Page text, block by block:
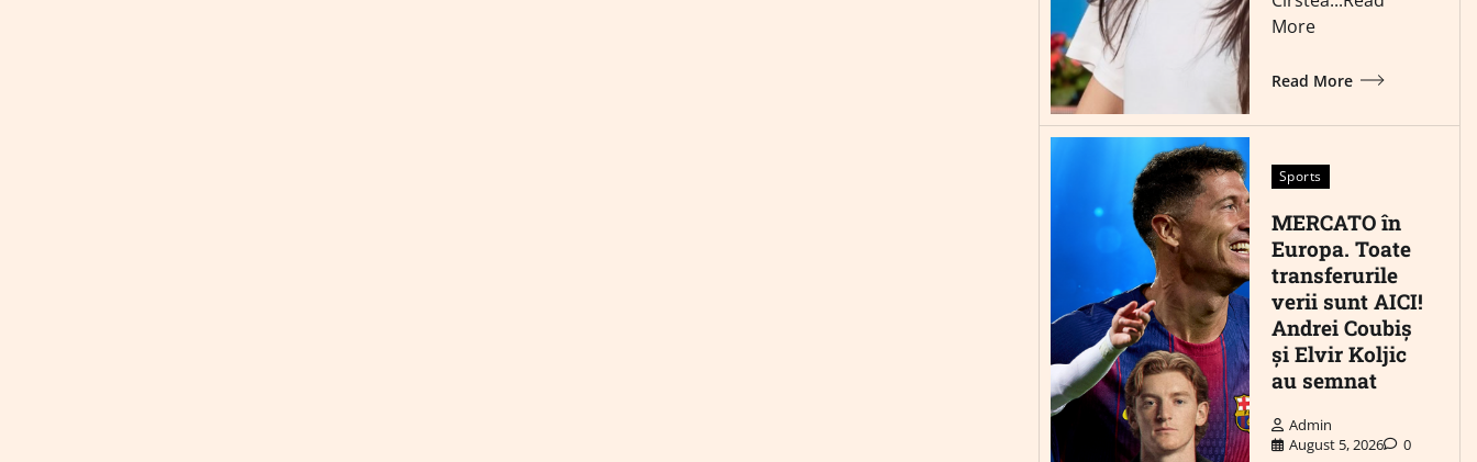
More
Read More
Sports
MERCATO în
Europa. Toate
transferurile
verii sunt AICI!
Andrei Coubiș
și Elvir Koljic
au semnat
Admin
August 5, 2026
0